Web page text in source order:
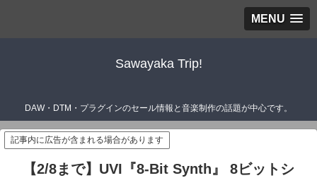
MENU
Sawayaka Trip!
DAW・DTM・プラグインのセール情報と音楽制作の話題が中心です。
記事内に広告が含まれる場合があります
【2/8まで】UVI『8-Bit Synth』 8ビットシ